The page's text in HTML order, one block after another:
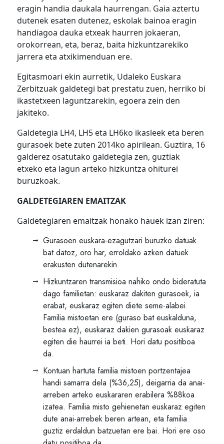
eragin handia daukala haurrengan. Gaia aztertu
dutenek esaten dutenez, eskolak bainoa eragin
handiagoa dauka etxeak haurren jokaeran,
orokorrean, eta, beraz, baita hizkuntzarekiko
jarrera eta atxikimenduan ere.
Egitasmoari ekin aurretik, Udaleko Euskara
Zerbitzuak galdetegi bat prestatu zuen, herriko bi
ikastetxeen laguntzarekin, egoera zein den
jakiteko.
Galdetegia LH4, LH5 eta LH6ko ikasleek eta beren
gurasoek bete zuten 2014ko apirilean. Guztira, 16
galderez osatutako galdetegia zen, guztiak
etxeko eta lagun arteko hizkuntza ohiturei
buruzkoak.
GALDETEGIAREN EMAITZAK
Galdetegiaren emaitzak honako hauek izan ziren:
Gurasoen euskara-ezagutzari buruzko datuak
bat datoz, oro har, erroldako azken datuek
erakusten dutenarekin.
Hizkuntzaren transmisioa nahiko ondo bideratuta
dago familietan: euskaraz dakiten gurasoek, ia
erabat, euskaraz egiten diete seme-alabei.
Familia mistoetan ere (guraso bat euskalduna,
bestea ez), euskaraz dakien gurasoak euskaraz
egiten die haurrei ia beti. Hori datu positiboa
da.
Kontuan hartuta familia mistoen portzentajea
handi samarra dela (%36,25), deigarria da anai-
arreben arteko euskararen erabilera %88koa
izatea. Familia misto gehienetan euskaraz egiten
dute anai-arrebek beren artean, eta familia
guztiz erdaldun batzuetan ere bai. Hori ere oso